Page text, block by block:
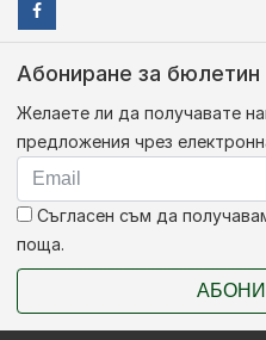
Абониране за бюлетин
Желаете ли да получавате
предложения чрез
Съгласен съм да
поща.